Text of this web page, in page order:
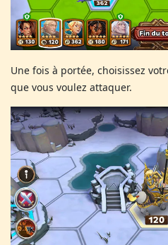
Une fois à portée, choisissez
que vous voulez attaquer.